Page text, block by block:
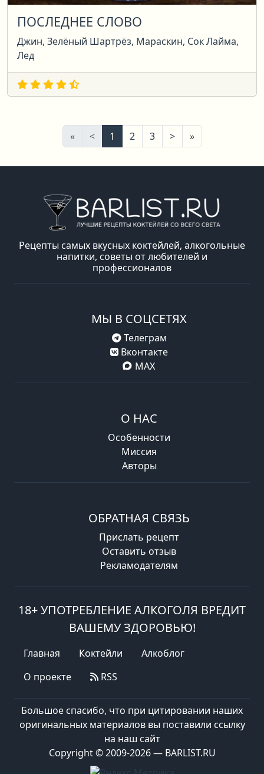
ПОСЛЕДНЕЕ СЛОВО
Джин, Зелёный Шартрёз, Мараскин, Сок Лайма,
Лед
«Первая
<Предыдущая
1 2 3 >Следующая
»Последняя
Рецепты самых вкусных коктейлей, алкогольные
напитки, советы от любителей и
профессионалов
МЫ В СОЦСЕТЯХ
Телеграм
Вконтакте
MAX
О НАС
Особенности
Миссия
Авторы
ОБРАТНАЯ СВЯЗЬ
Прислать рецепт
Оставить отзыв
Рекламодателям
18+ УПОТРЕБЛЕНИЕ АЛКОГОЛЯ ВРЕДИТ
ВАШЕМУ ЗДОРОВЬЮ!
Главная Коктейли
Алкоблог
О проекте
RSS
Большое спасибо, что при цитировании наших
оригинальных материалов вы поставили ссылку
на наш сайт
Copyright © 2009-2026 — BARLIST.RU